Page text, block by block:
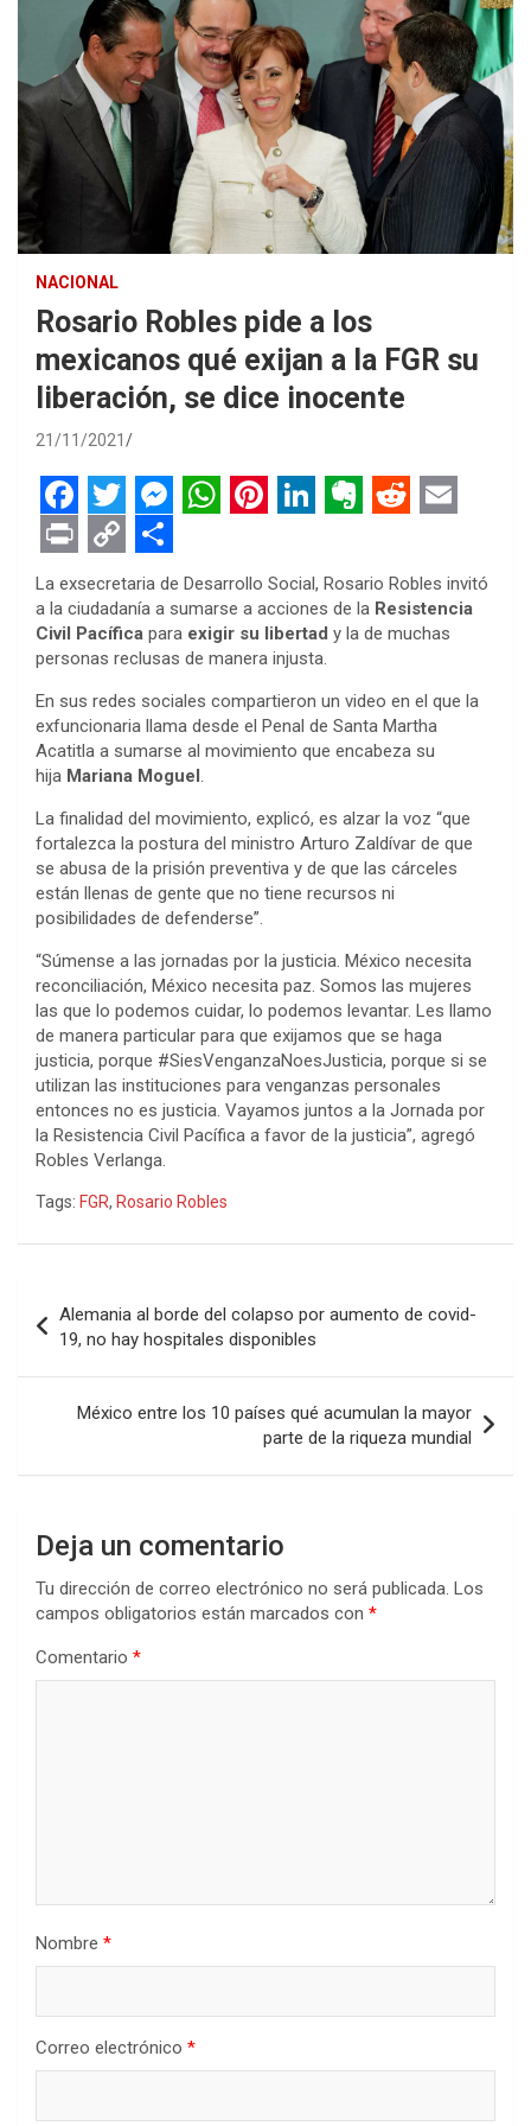
NACIONAL
Rosario Robles pide a los
mexicanos qué exijan a la FGR su
liberación, se dice inocente
21/11/2021
F
a
c
e
b
o
o
k
T
w
i
t
e
r
M
e
s
s
n
g
r
h
a
t
s
A
p
i
n
t
r
e
t
i
n
k
e
d
I
v
e
r
o
t
e
d
d
t
m
a
i
l
P
r
i
n
t
C
o
p
y
L
i
n
k
S
h
a
r
e
La exsecretaria de Desarrollo Social, Rosario Robles invitó
a la ciudadanía a sumarse a acciones de la Resistencia
Civil Pacífica para exigir su libertad y la de muchas
personas reclusas de manera injusta.
En sus redes sociales compartieron un video en el que la
exfuncionaria llama desde el Penal de Santa Martha
Acatitla a sumarse al movimiento que encabeza su
hija Mariana Moguel.
La finalidad del movimiento, explicó, es alzar la voz “que
fortalezca la postura del ministro Arturo Zaldívar de que
se abusa de la prisión preventiva y de que las cárceles
están llenas de gente que no tiene recursos ni
posibilidades de defenderse”.
“Súmense a las jornadas por la justicia. México necesita
reconciliación, México necesita paz. Somos las mujeres
las que lo podemos cuidar, lo podemos levantar. Les llamo
de manera particular para que exijamos que se haga
justicia, porque #SiesVenganzaNoesJusticia, porque si se
utilizan las instituciones para venganzas personales
entonces no es justicia. Vayamos juntos a la Jornada por
la Resistencia Civil Pacífica a favor de la justicia”, agregó
Robles Verlanga.
Tags: FGR, Rosario Robles
de
entradas
Alemania al borde del colapso por aumento de covid-
19, no hay hospitales disponibles
México entre los 10 países qué acumulan la mayor
parte de la riqueza mundial
Deja un comentario
Tu dirección de correo electrónico no será publicada. Los
campos obligatorios están marcados con *
Comentario *
Nombre *
Correo electrónico *